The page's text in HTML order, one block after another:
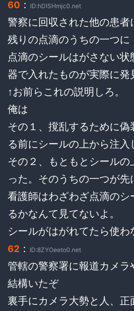
60 ： ID:hDISHmjc0.net
警察に回収された他の患者
残りの点滴のうちの一つに
点滴のシールはがさない
器で入れたものが実際に発
↑お前らこれの説明しろ。
俺は
その１、撹乱するために偽
る前にシールの上から注入
その２、もともとシールの
った。そのうちの一つが先
看護師はわざわざ点滴のシ
るかなんて見てないよ。
シールがはがれてたら使わ
62 ： ID:8ZYOeeto0.net
管轄の警察署に報道カメラ
結構いたぞ
裏手にカメラ大勢と人、正